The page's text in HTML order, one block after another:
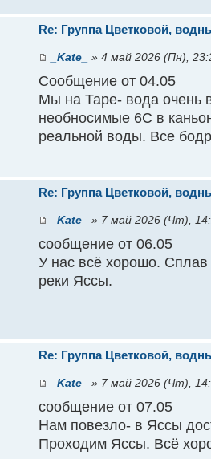
Re: Группа Цветковой,
_Kate_ » 4 май 2026 (Пн),
Сообщение от 04.05
Мы на Таре- вода очень
необносимые 6С в
реальной воды. Все
Re: Группа Цветковой,
_Kate_ » 7 май 2026 (Чт),
сообщение от 06.05
У нас всё хорошо. Сплав
реки Яссы.
Re: Группа Цветковой,
_Kate_ » 7 май 2026 (Чт),
сообщение от 07.05
Нам повезло- в Яссы
Проходим Яссы. Всё